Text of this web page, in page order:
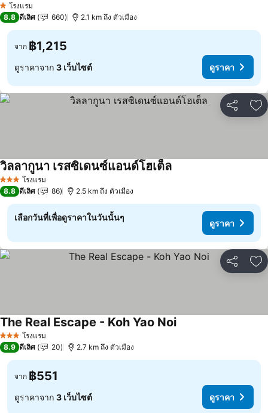
1 ดาวโรงแรม
8.8 ดีเลิศ 660 2.1 km ถึง ตัวเมือง
จาก ฿1,215
ดูราคาจาก 3 เว็บไซต์ ดูราคา
แชร์ เ
3 ดาว โรงแรม
วิลลากูนา เรสซิเดนซ์แอนด์โฮเต็ล
8.8 ดีเลิศ 86 2.5 km ถึง ตัวเมือง
เลือกวันที่เพื่อดูราคาในวันนั้นๆ
ดูราคา
แชร์ เ
3 ดาว โรงแรม
The Real Escape - Koh Yao Noi
8.9 ดีเลิศ 20 2.7 km ถึง ตัวเมือง
จาก ฿551
ดูราคาจาก 3 เว็บไซต์ ดูราคา